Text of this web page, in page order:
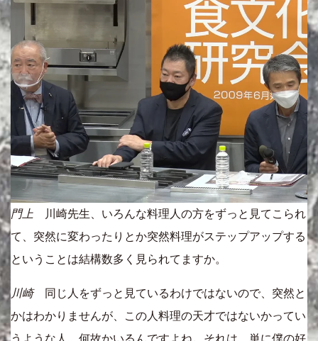
門上 川崎先生、いろんな料理人の方をずっと見てこられ
て、突然に変わったりとか突然料理がステップアップする
ということは結構数多く見られてますか。
川崎同じ人をずっと見ているわけではないので、突然と
かはわかりませんが、この人料理の天才ではないかってい